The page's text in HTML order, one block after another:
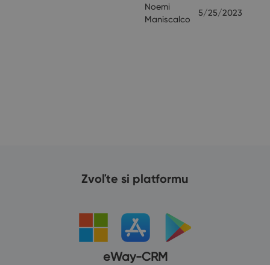
Noemi
Maniscalco
5/25/2023
Zvoľte si platformu
eWay-CRM